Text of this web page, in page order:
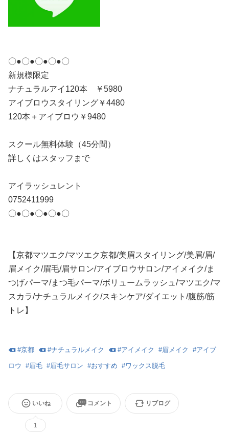
〇●〇●〇●〇●〇
新規様限定
ナチュラルアイ120本 ￥5980
アイブロウスタイリング￥4480
120本＋アイブロウ￥9480
スクール無料体験（45分間）
詳しくはスタッフまで
アイラッシュレント
0752411999
〇●〇●〇●〇●〇
【京都マツエク/マツエク京都/美眉スタイリング/美眉/眉/
眉メイク/眉毛/眉サロン/アイブロウサロン/アイメイク/ま
つげパーマ/まつ毛パーマ/ボリュームラッシュ/マツエク/マ
スカラ/ナチュラルメイク/スキンケア/ダイエット/腹筋/筋
トレ】
#京都 #ナチュラルメイク #アイメイク #眉メイク #アイブ
ロウ #眉毛 #眉毛サロン #おすすめ #ワックス脱毛
いいね
1
コメント リブログ